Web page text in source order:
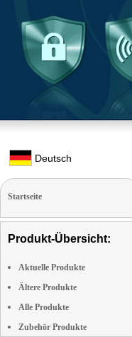
Deutsch
Startseite
Produkt-Übersicht:
Aktuelle Produkte
Ältere Produkte
Alle Produkte
Zubehör Produkte